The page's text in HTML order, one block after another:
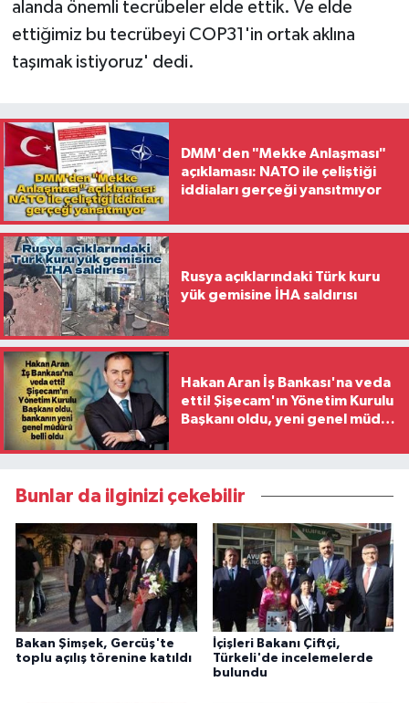
alanda önemli tecrübeler elde ettik. Ve elde
ettiğimiz bu tecrübeyi COP31'in ortak aklına
taşımak istiyoruz' dedi.
DMM'den "Mekke Anlaşması"
açıklaması: NATO ile çeliştiği
iddiaları gerçeği yansıtmıyor
Rusya açıklarındaki Türk kuru
yük gemisine İHA saldırısı
Hakan Aran İş Bankası'na veda
etti! Şişecam'ın Yönetim Kurulu
Başkanı oldu, yeni genel müdür
Bunlar da ilginizi çekebilir
Bakan Şimşek, Gercüş'te
toplu açılış törenine katıldı
İçişleri Bakanı Çiftçi,
Türkeli'de incelemelerde
bulundu